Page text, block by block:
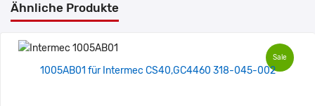
Ähnliche Produkte
Sale
1005AB01 für Intermec CS40,GC4460 318-045-002